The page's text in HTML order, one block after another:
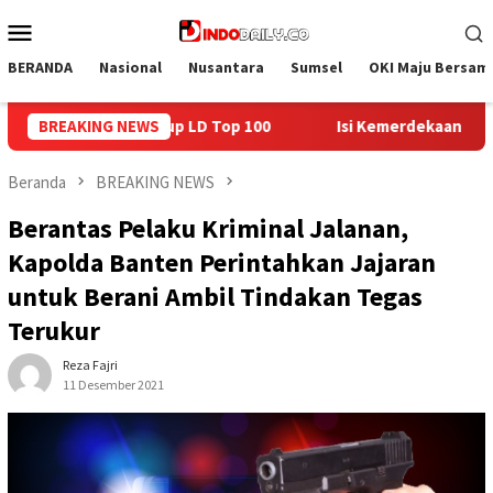
ke
Mobile
BERANDA Nasional Nusantara Sumsel OKI Maju
BREAKING NEWS
Isi Kemerdekaan dengan Kepedulian, Lapas Sekayu Berbagi
Beranda BREAKING NEWS
Berantas Pelaku Kriminal Jalanan,
Kapolda Banten Perintahkan Jajaran
untuk Berani Ambil Tindakan Tegas
Terukur
Reza Fajri
11 Desember 2021